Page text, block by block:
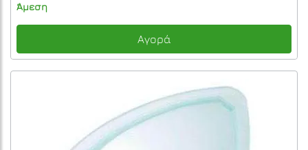
Άμεση
Αγορά